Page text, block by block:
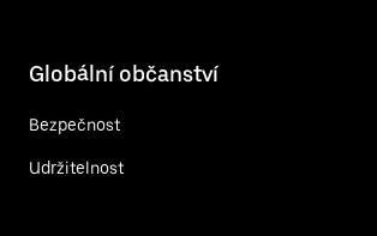
Globální občanství
Bezpečnost
Udržitelnost